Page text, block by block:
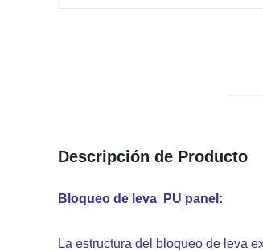
Descripción de Producto
Bloqueo de leva PU panel:
La estructura del bloqueo de leva